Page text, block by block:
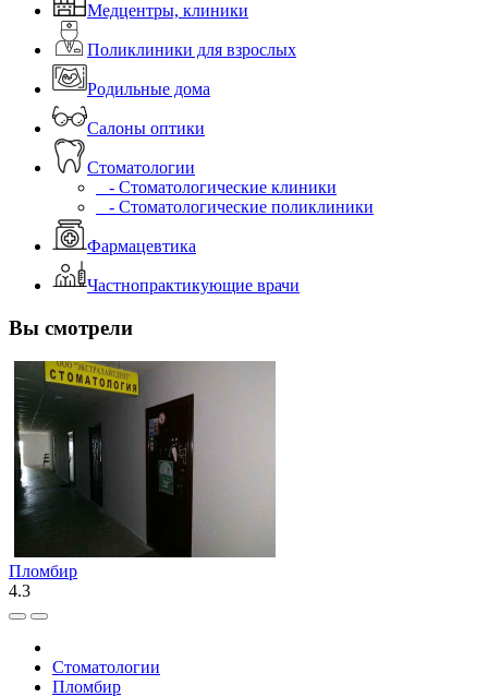
Медцентры, клиники
Поликлиники для взрослых
Родильные дома
Салоны оптики
Стоматологии
- Стоматологические клиники
- Стоматологические поликлиники
Фармацевтика
Частнопрактикующие врачи
Вы смотрели
Пломбир
4.3
Стоматологии
Пломбир